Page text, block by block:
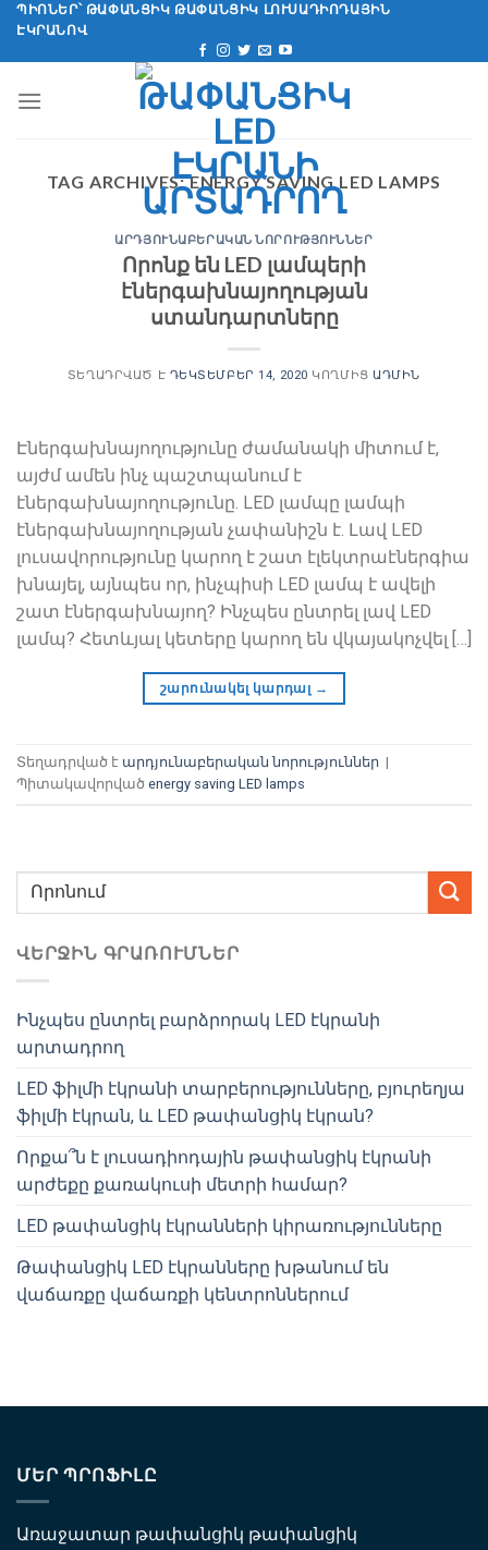
Անցնել
բովանդակությանը
ՊԻՈՆԵՐ՝ ԹԱՓԱՆՑԻԿ ԹԱՓԱՆՑԻԿ ԼՈՒՍԱԴԻՈԴԱՅԻՆ
ԷԿՐԱՆՈՎ
TAG ARCHIVES:ENERGY SAVING LED LAMPS
ՎԵՐՋԻՆ ԳՐԱՌՈՒՄՆԵՐ
Ինչպես ընտրել բարձրորակ LED էկրանի
արտադրող
LED ֆիլմի էկրանի տարբերությունները, բյուրեղյա
ֆիլմի էկրան, և LED թափանցիկ էկրան?
Որքա՞ն է լուսադիոդային թափանցիկ էկրանի
արժեքը քառակուսի մետրի համար?
LED թափանցիկ էկրանների կիրառությունները
Թափանցիկ LED էկրանները խթանում են
վաճառքը վաճառքի կենտրոններում
ԱՐԴՅՈՒՆԱԲԵՐԱԿԱՆ ՆՈՐՈՒԹՅՈՒՆՆԵՐ
Որոնք են LED լամպերի
էներգախնայողության
ստանդարտները
ՏԵՂԱԴՐՎԱԾ Է ԴԵԿՏԵՄԲԵՐ 14, 2020 ԿՈՂՄԻՑ ԱԴՄԻՆ
Էներգախնայողությունը ժամանակի միտում է,
այժմ ամեն ինչ պաշտպանում է
էներգախնայողությունը. LED լամպը լամպի
էներգախնայողության չափանիշն է. Լավ LED
լուսավորությունը կարող է շատ էլեկտրաէներգիա
խնայել, այնպես որ, ինչպիսի LED լամպ է ավելի
շատ էներգախնայող? Ինչպես ընտրել լավ LED
լամպ? Հետևյալ կետերը կարող են վկայակոչվել […]
շարունակել կարդալ →
Տեղադրված է արդյունաբերական նորություններ |
Պիտակավորված energy saving LED lamps
ՄԵՐ ՊՐՈՖԻԼԸ
Առաջատար թափանցիկ թափանցիկ